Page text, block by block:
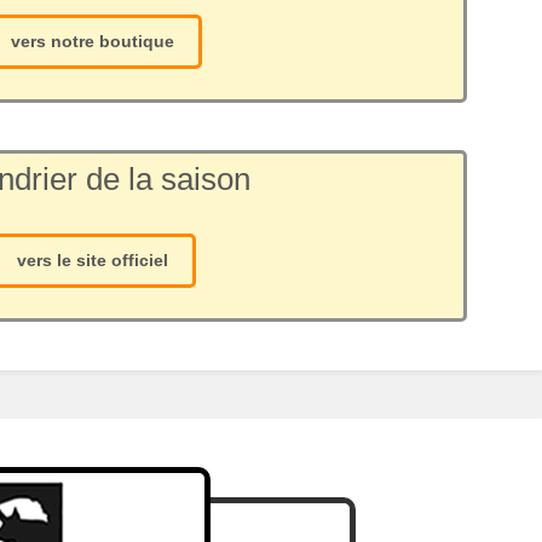
vers notre boutique
de la saison
vers le site officiel